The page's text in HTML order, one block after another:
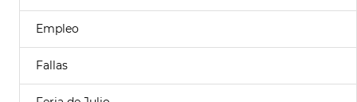
Empleo
Fallas